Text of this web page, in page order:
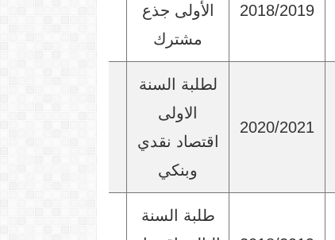
2018/2019
الأولى جذع
مشترك
2020/2021
لطلبة السنة
الاولى
اقتصاد نقدي
وبنكي
طلبة السنة